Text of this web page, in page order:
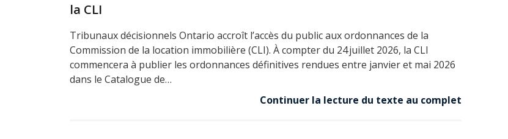
la CLI
Tribunaux décisionnels Ontario accroît l’accès du public aux ordonnances de la
Commission de la location immobilière (CLI). À compter du 24 juillet 2026, la CLI
commencera à publier les ordonnances définitives rendues entre janvier et mai 2026
dans le Catalogue de…
Continuer la lecture du texte au complet